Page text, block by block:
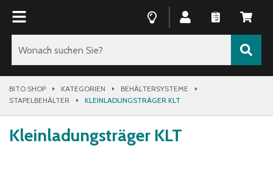
BITO SHOP KATEGORIEN
BEHÄLTERSYSTEME
STAPELBEHÄLTER
KLEINLADUNGSTRÄGER KLT
Kleinladungsträger KLT